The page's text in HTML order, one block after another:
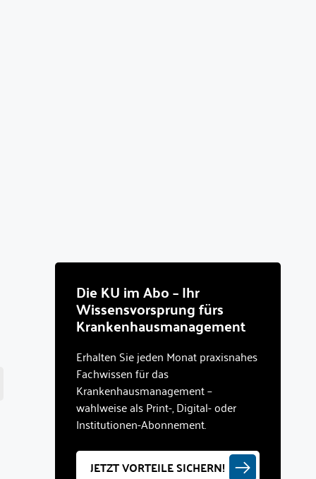
Die KU im Abo – Ihr
Wissensvorsprung fürs
Krankenhausmanagement
Erhalten Sie jeden Monat praxisnahes
Fachwissen für das
Krankenhausmanagement –
wahlweise als Print-, Digital- oder
Institutionen-Abonnement.
JETZT VORTEILE SICHERN!